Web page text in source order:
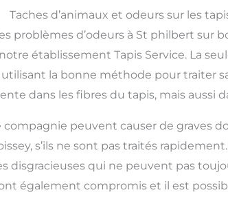
Taches d’animaux et odeurs sur les
problèmes d’odeurs à St philbert sur
établissement Tapis Service. La
la bonne méthode pour traiter
dans les fibres du tapis, mais aussi
compagnie peuvent causer de graves
s’ils ne sont pas traités
disgracieuses qui ne peuvent pas
également compromis et il est